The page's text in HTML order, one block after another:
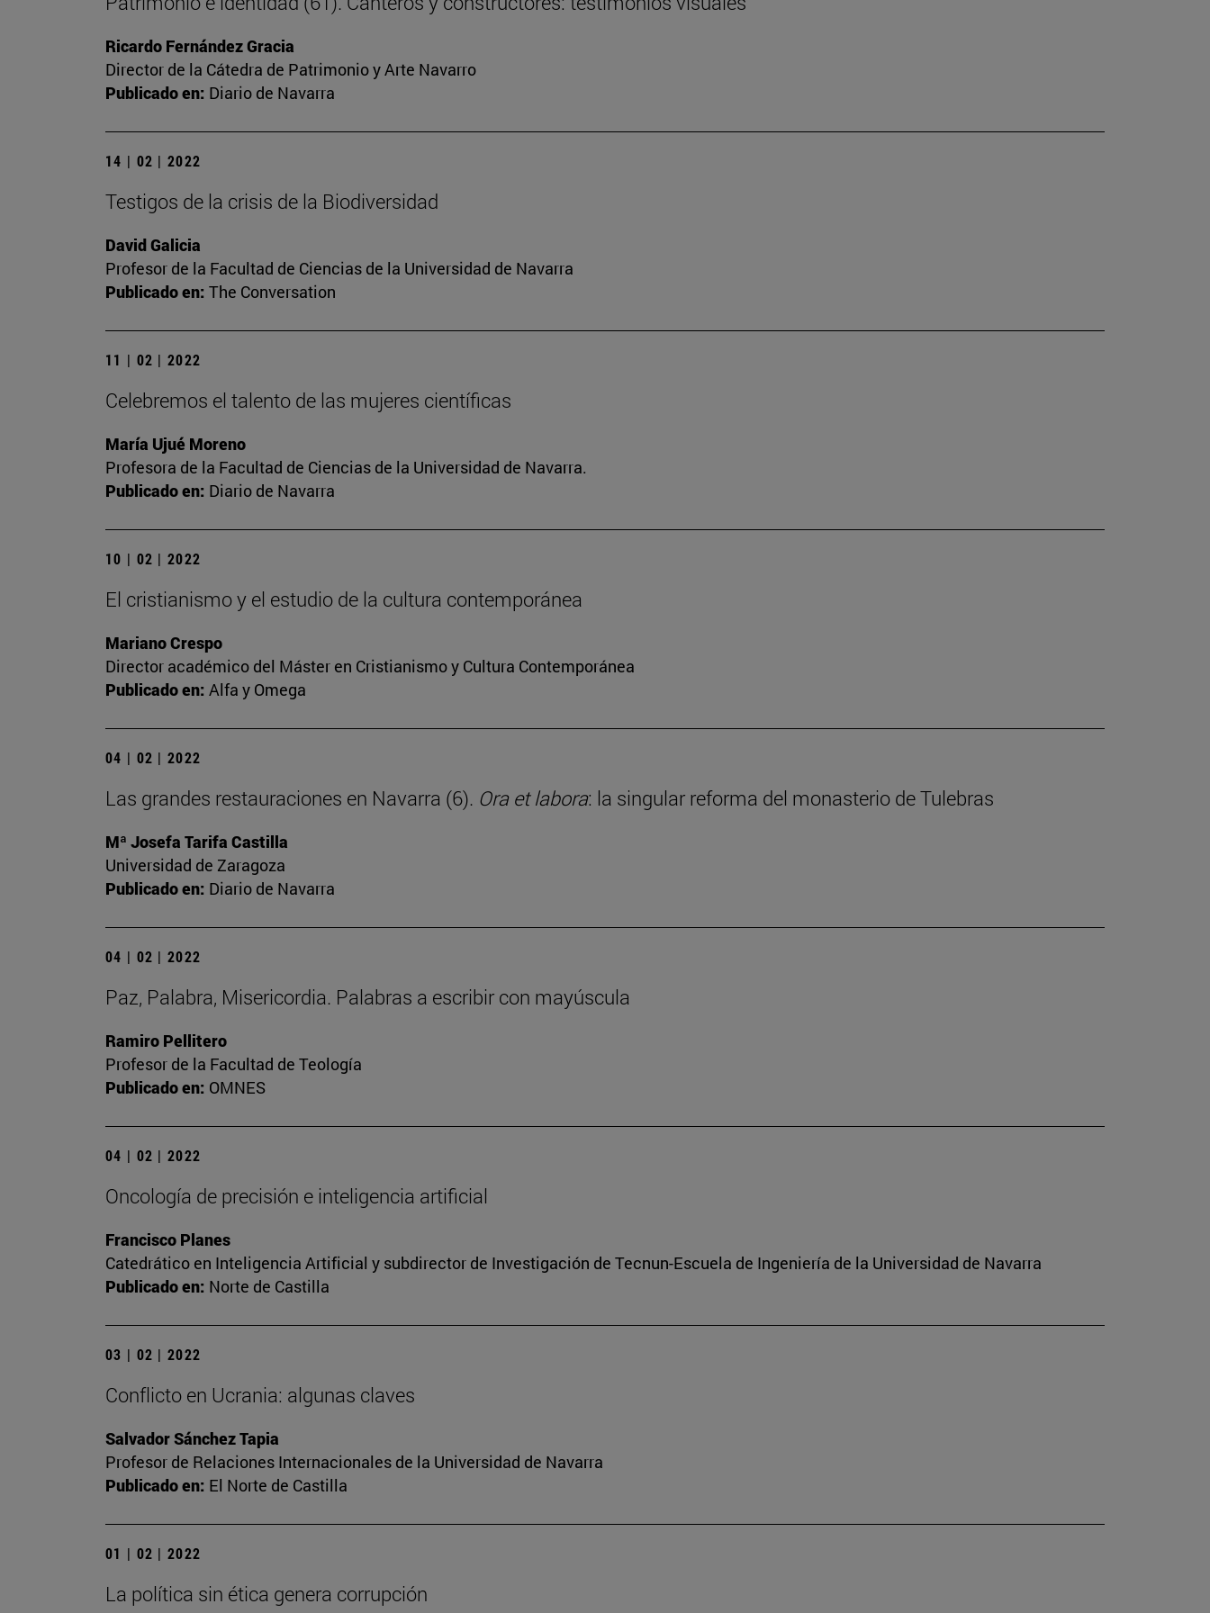
Ricardo Fernández Gracia
Director de la Cátedra de Patrimonio y Arte Navarro
Publicado en: Diario de Navarra
14 | 02 | 2022
Testigos de la crisis de la Biodiversidad
David Galicia
Profesor de la Facultad de Ciencias de la Universidad de Navarra
Publicado en: The Conversation
11 | 02 | 2022
Celebremos el talento de las mujeres científicas
María Ujué Moreno
Profesora de la Facultad de Ciencias de la Universidad de Navarra.
Publicado en: Diario de Navarra
10 | 02 | 2022
El cristianismo y el estudio de la cultura contemporánea
Mariano Crespo
Director académico del Máster en Cristianismo y Cultura Contemporánea
Publicado en: Alfa y Omega
04 | 02 | 2022
Las grandes restauraciones en Navarra (6). Ora et labora: la singular reforma del monasterio de Tulebras
Mª Josefa Tarifa Castilla
Universidad de Zaragoza
Publicado en: Diario de Navarra
04 | 02 | 2022
Paz, Palabra, Misericordia. Palabras a escribir con mayúscula
Ramiro Pellitero
Profesor de la Facultad de Teología
Publicado en: OMNES
04 | 02 | 2022
Oncología de precisión e inteligencia artificial
Francisco Planes
Catedrático en Inteligencia Artificial y subdirector de Investigación de Tecnun-Escuela de Ingeniería de la Universidad de Navarra
Publicado en: Norte de Castilla
03 | 02 | 2022
Conflicto en Ucrania: algunas claves
Salvador Sánchez Tapia
Profesor de Relaciones Internacionales de la Universidad de Navarra
Publicado en: El Norte de Castilla
01 | 02 | 2022
La política sin ética genera corrupción